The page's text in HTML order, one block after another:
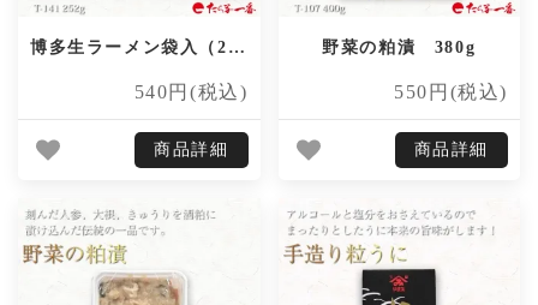
博多生ラーメン袋入（2食）
540円(税込)
商品詳細
野菜の粕漬 380g
550円(税込)
商品詳細